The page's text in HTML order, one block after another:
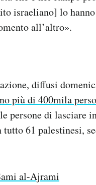
israeliano] lo
all’altro».
diffusi
più di 400mila
persone di lasciare
61 palestinesi,
al-Ajrami